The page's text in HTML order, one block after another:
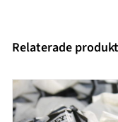
Relaterade